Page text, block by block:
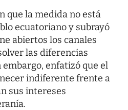
que la medida no está
ecuatoriano y subrayó
abiertos los canales
las diferencias
enfatizó que el
indiferente frente a
sus intereses